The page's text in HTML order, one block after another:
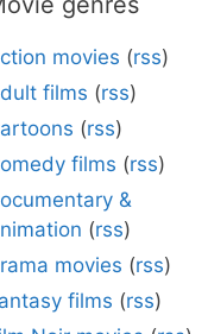
movies (rss)
films (rss)
(rss)
films (rss)
&
(rss)
movies (rss)
films (rss)